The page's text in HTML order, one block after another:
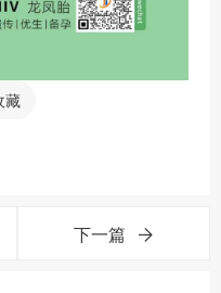
藏
下一篇